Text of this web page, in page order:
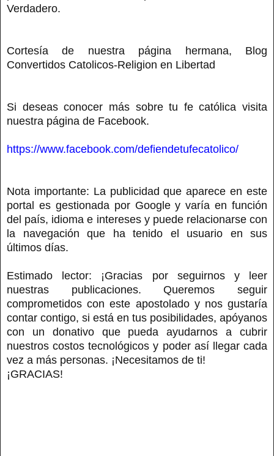
Verdadero.
Cortesía de nuestra página hermana, Blog
Convertidos Catolicos-Religion en Libertad
Si deseas conocer más sobre tu fe católica visita
nuestra página de Facebook.
https://www.facebook.com/defiendetufecatolico/
Nota importante: La publicidad que aparece en este
portal es gestionada por Google y varía en función
del país, idioma e intereses y puede relacionarse con
la navegación que ha tenido el usuario en sus
últimos días.
Estimado lector: ¡Gracias por seguirnos y leer
nuestras publicaciones. Queremos seguir
comprometidos con este apostolado y nos gustaría
contar contigo, si está en tus posibilidades, apóyanos
con un donativo que pueda ayudarnos a cubrir
nuestros costos tecnológicos y poder así llegar cada
vez a más personas. ¡Necesitamos de ti!
¡GRACIAS!